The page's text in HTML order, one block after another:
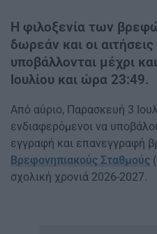
Η φιλοξενία των
δωρεάν και οι
υποβάλλονται μέχρι
Ιουλίου και ώρα 23:49.
Από αύριο, Παρασκευή 3
ενδιαφερόμενοι να
εγγραφή και επανεγγραφή
Βρεφονηπιακούς Σταθμούς
σχολική χρονιά 2026-2027.